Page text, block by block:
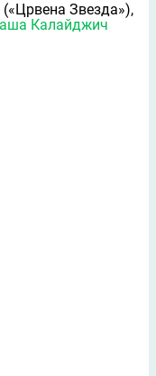
(«Црвена Звезда»),
Калайджич